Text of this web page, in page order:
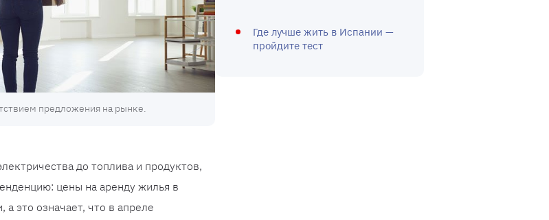
предложения на рынке.
до топлива и продуктов,
цены на аренду жилья в
это означает, что в апреле
Где лучше жить в Испании —
пройдите тест